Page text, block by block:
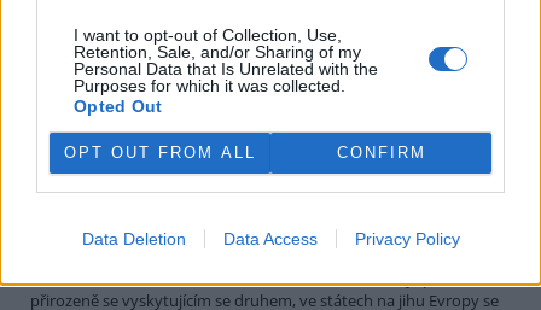
I want to opt-out of Collection, Use,
Retention, Sale, and/or Sharing of my
Personal Data that Is Unrelated with the
Purposes for which it was collected.
Opted Out
OPT OUT FROM ALL CONFIRM
Data Deletion Data Access Privacy Policy
Sumec velký na jihu Evropy? Tamní ekosystémy nejsou
na takového superpredátora připraveny, říká Martin
22.9.2025 | PRAHA (Ekolist.cz)
Diskuse: 26
Sumec velký (Silurus glanis) je
rybou Evropy. Vrcholový
v našich vodách je původním
přirozeně se vyskytujícím se druhem, ve státech na jihu Evropy se